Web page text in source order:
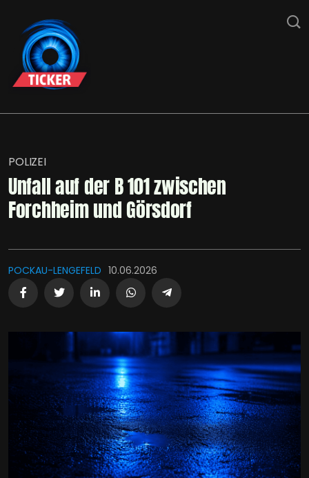
POLIZEI
Unfall auf der B 101 zwischen
Forchheim und Görsdorf
POCKAU-LENGEFELD 10.06.2026